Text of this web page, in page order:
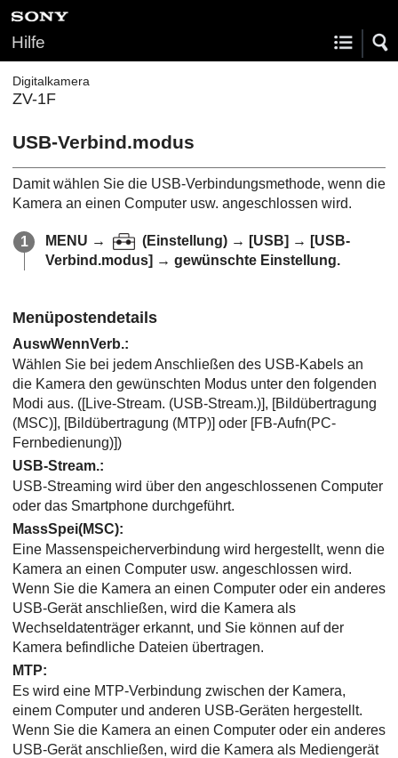
Hilfe
Digitalkamera
ZV-1F
USB-Verbind.modus
Damit wählen Sie die USB-Verbindungsmethode, wenn die
Kamera an einen Computer usw. angeschlossen wird.
MENU → (Einstellung) → [USB] → [USB-
Verbind.modus] → gewünschte Einstellung.
Menüpostendetails
AuswWennVerb.:
Wählen Sie bei jedem Anschließen des USB-Kabels an
die Kamera den gewünschten Modus unter den folgenden
Modi aus. ([Live-Stream. (USB-Stream.)], [Bildübertragung
(MSC)], [Bildübertragung (MTP)] oder [FB-Aufn(PC-
Fernbedienung)])
USB-Stream.:
USB-Streaming wird über den angeschlossenen Computer
oder das Smartphone durchgeführt.
MassSpei(MSC):
Eine Massenspeicherverbindung wird hergestellt, wenn die
Kamera an einen Computer usw. angeschlossen wird.
Wenn Sie die Kamera an einen Computer oder ein anderes
USB-Gerät anschließen, wird die Kamera als
Wechseldatenträger erkannt, und Sie können auf der
Kamera befindliche Dateien übertragen.
MTP:
Es wird eine MTP-Verbindung zwischen der Kamera,
einem Computer und anderen USB-Geräten hergestellt.
Wenn Sie die Kamera an einen Computer oder ein anderes
USB-Gerät anschließen, wird die Kamera als Mediengerät